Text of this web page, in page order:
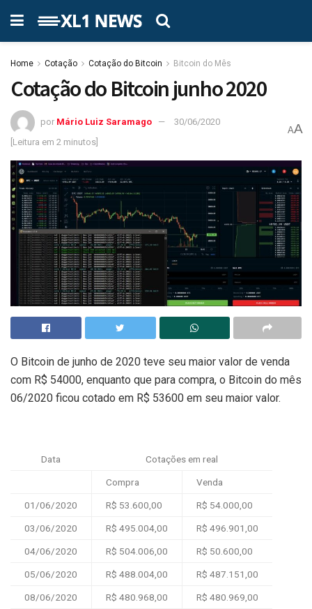
Home Cotação Cotação do Bitcoin Bitcoin do Mês
Cotação do Bitcoin junho 2020
por Mário Luiz Saramago
30/06/2020
[Leitura em 2 minutos]
AA
O Bitcoin de junho de 2020 teve seu maior valor de venda
com R$ 54000, enquanto que para compra, o Bitcoin do mês
06/2020 ficou cotado em R$ 53600 em seu maior valor.
Data Cotações em real
Compra Venda
01/06/2020 R$ 53.600,00 R$ 54.000,00
03/06/2020 R$ 495.004,00 R$ 496.901,00
04/06/2020 R$ 504.006,00 R$ 50.600,00
05/06/2020 R$ 488.004,00 R$ 487.151,00
08/06/2020 R$ 480.968,00 R$ 480.969,00